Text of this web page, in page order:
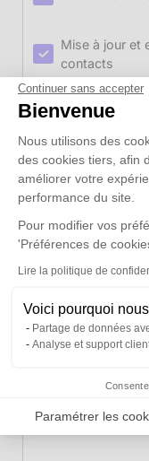
Continuer sans accepter
Bienvenue
Nous utilisons des
des cookies tiers, afin
améliorer votre
performance du site.
Pour modifier vos
'Préférences de
Lire la politique de
Voici pourquoi
Partage de données
Analyse et support
Paramétrer les
Mise à jour et
contacts
Extraction
mois
Gérez jusqu'à
Déploiement
Support
prioritaire
(newsletter,